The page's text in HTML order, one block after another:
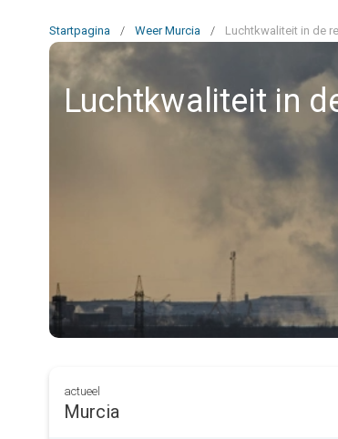
Startpagina / Weer Murcia / Luchtkwaliteit in de
Luchtkwaliteit in
actueel
Murcia